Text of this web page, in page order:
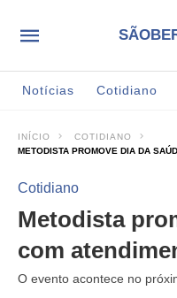
Notícias Cotidiano
INÍCIO
COTIDIANO
METODISTA PROMOVE DIA DA
Cotidiano
Metodista
com
O evento acontece no